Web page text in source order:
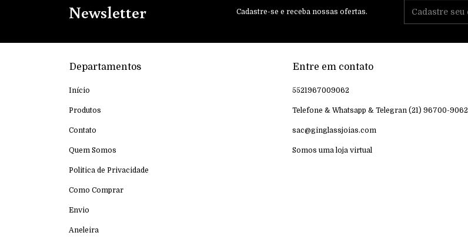
Newsletter Cadastre-se e receba nossas ofertas.
Departamentos
Início
Produtos
Contato
Quem Somos
Politica de Privacidade
Como Comprar
Envio
Aneleira
Entre em contato
5521967009062
Telefone & Whatsapp & Telegran (21) 96700-9062
sac@ginglassjoias.com
Somos uma loja virtual